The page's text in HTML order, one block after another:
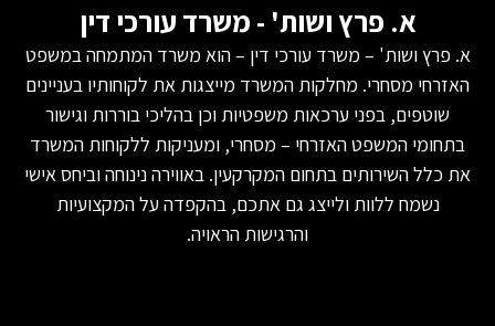
א. פרץ ושות' - משרד עורכי דין
א. פרץ ושות' – משרד עורכי דין – הוא משרד המתמחה במשפט
האזרחי מסחרי. מחלקות המשרד מייצגות את לקוחותיו בעניינים
שוטפים, בפני ערכאות משפטיות וכן בהליכי בוררות וגישור
בתחומי המשפט האזרחי – מסחרי, ומעניקות ללקוחות המשרד
את כלל השירותים בתחום המקרקעין. באווירה נינוחה וביחס אישי
נשמח ללוות ולייצג גם אתכם, בהקפדה על המקצועיות
והרגישות הראויה.